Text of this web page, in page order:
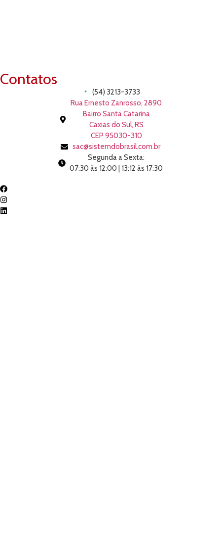
Contatos
(54) 3213-3733
Rua Ernesto Zanrosso, 2890
Bairro Santa Catarina
Caxias do Sul, RS
CEP 95030-310
sac@sistemdobrasil.com.br
Segunda a Sexta:
07:30 às 12:00 | 13:12 às 17:30